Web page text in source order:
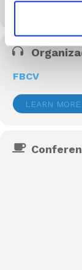
FBCV
LEARN MORE